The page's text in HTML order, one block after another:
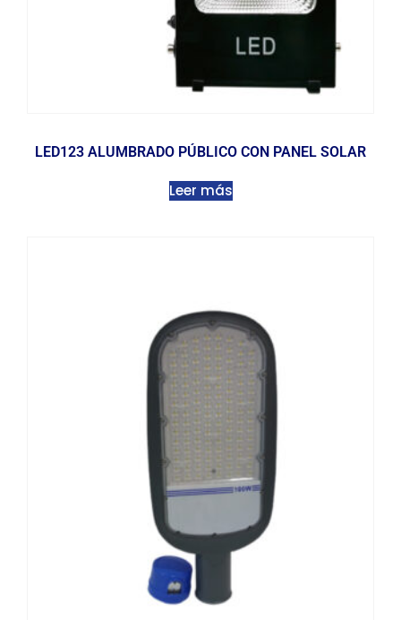
LED123 ALUMBRADO PÚBLICO CON PANEL SOLAR
Leer más